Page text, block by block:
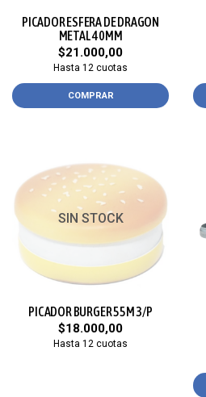
PICADOR ESFERA DE DRAGON
METAL 40MM
$21.000,00
Hasta 12 cuotas
COMPRAR
SIN STOCK
PICADOR BURGER 55M 3/P
$18.000,00
Hasta 12 cuotas